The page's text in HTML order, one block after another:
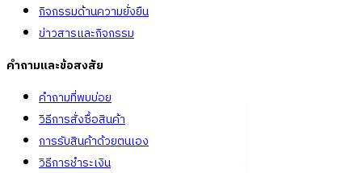
กิจกรรมด้านความยั่งยืน
ข่าวสารและกิจกรรม
คำถามและข้อสงสัย
คำถามที่พบบ่อย
วิธีการสั่งซื้อสินค้า
การรับสินค้าด้วยตนเอง
วิธีการชำระเงิน